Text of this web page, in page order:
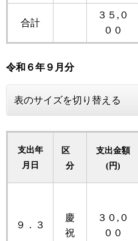
合計
３５,０
００
令和６年 ９月分
表のサイズを切り替える
支出年
月日
区
分
支出金額
(円)
９．３
慶
祝
３０,０
００